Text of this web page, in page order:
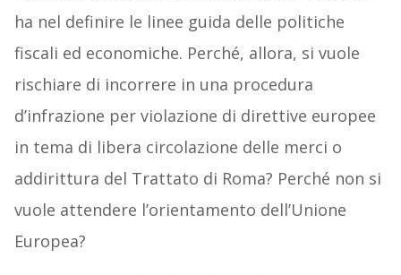
ha nel definire le linee guida delle politiche
fiscali ed economiche. Perché, allora, si vuole
rischiare di incorrere in una procedura
d’infrazione per violazione di direttive europee
in tema di libera circolazione delle merci o
addirittura del Trattato di Roma? Perché non si
vuole attendere l’orientamento dell’Unione
Europea?